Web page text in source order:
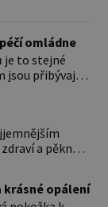
omládne
je to stejné
jsou přibývající
psa více
důležité
Včasná
[…]
a pěkný
povrchovou
krásné opálení